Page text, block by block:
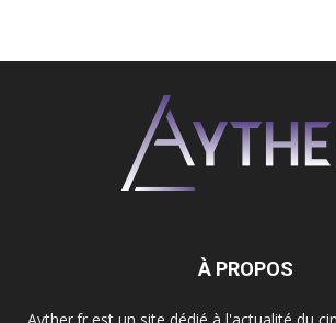
À PROPOS